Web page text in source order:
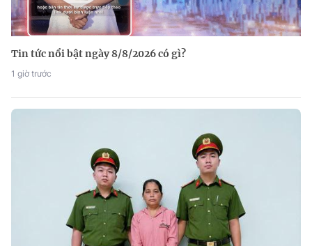
Tin tức nổi bật ngày 8/8/2026 có gì?
1 giờ trước